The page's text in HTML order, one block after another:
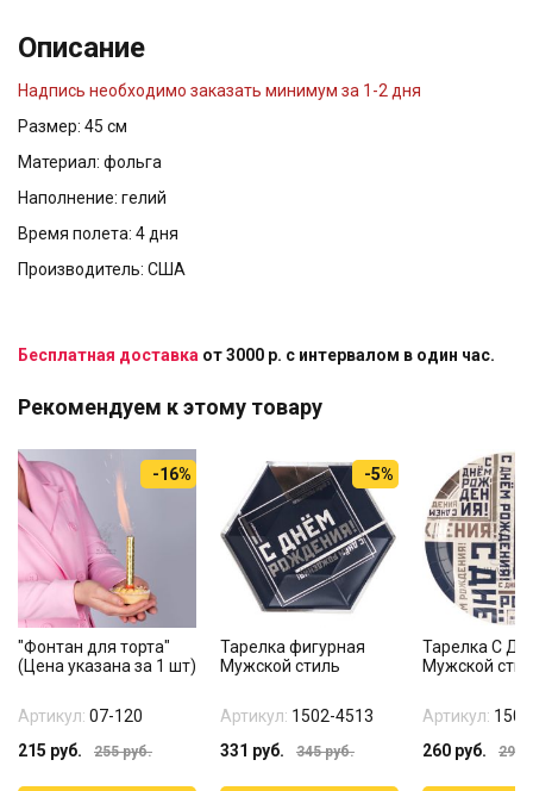
Описание
Надпись необходимо заказать минимум за 1-2 дня
Размер: 45 см
Материал: фольга
Наполнение: гелий
Время полета: 4 дня
Производитель: США
Бесплатная доставка от 3000 р. с интервалом в один час.
Рекомендуем к этому товару
-16%
"Фонтан для торта"
(Цена указана за 1 шт)
Артикул: 07-120
215 руб. 255руб.
-5%
Тарелка фигурная
Мужской стиль
Артикул: 1502-4513
331 руб. 345руб.
Тарелка С ДР
Мужской
Артикул:
260 руб. 299